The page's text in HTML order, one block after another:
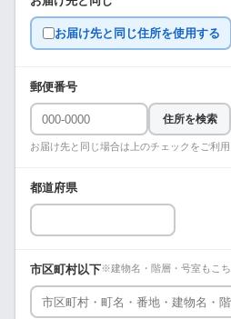
お届け先と同じ住所を使用する
郵便番号
住所を検索
お届け先と同じ場合は上のチェックをご利用
都道府県
市区町村以下※建物名・階層・号室もこ